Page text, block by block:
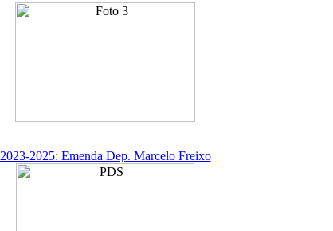
2023-2025: Emenda Dep. Marcelo Freixo